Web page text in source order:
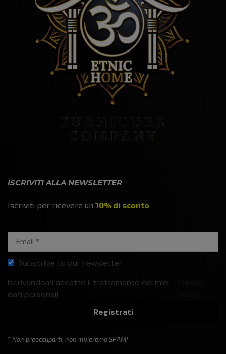
ISCRIVITI ALLA NEWSLETTER
Iscriviti per ricevere un 10% di sconto
Subscribe to our newsletter
Iscrivendomi accetto il trattamento dei miei
dati personali
Registrati
* Non preoccuparti, non invieremo SPAM!